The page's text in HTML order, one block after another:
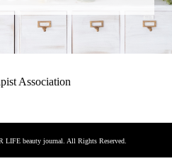
Association
beauty journal. All Rights Reserved.